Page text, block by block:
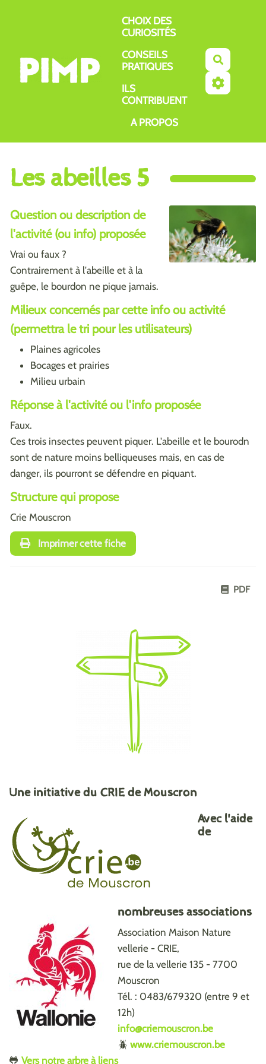
CHOIX DES
CURIOSITÉS
CONSEILS
PRATIQUES
ILS
CONTRIBUENT
A PROPOS
Les abeilles 5
Question ou description de
l'activité (ou info) proposée
Vrai ou faux ?
Contrairement à l'abeille et à la
guêpe, le bourdon ne pique jamais.
Milieux concernés par cette info ou activité
(permettra le tri pour les utilisateurs)
Plaines agricoles
Bocages et prairies
Milieu urbain
Réponse à l'activité ou l'info proposée
Faux.
Ces trois insectes peuvent piquer. L'abeille et le bourodn
sont de nature moins belliqueuses mais, en cas de
danger, ils pourront se défendre en piquant.
Structure qui propose
Crie Mouscron
Imprimer cette fiche
PDF
Une initiative du CRIE de Mouscron
Avec l'aide
de
nombreuses associations
Association Maison Nature
vellerie - CRIE,
rue de la vellerie 135 - 7700
Mouscron
Tél. : 0483/679320 (entre 9 et
12h)
info@criemouscron.be
🪲 www.criemouscron.be
🐸 Vers notre arbre à liens